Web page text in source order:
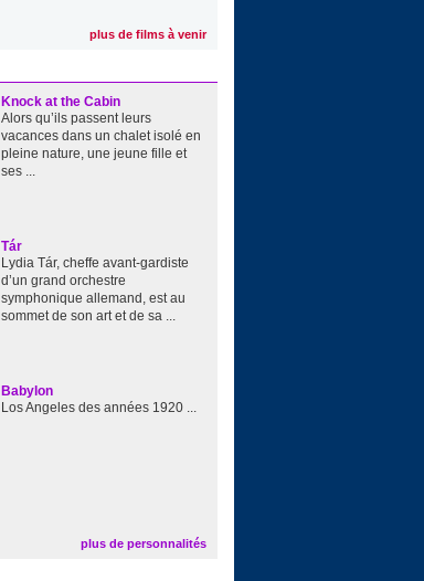
plus de films à venir
Knock at the Cabin
Alors qu’ils passent leurs
vacances dans un chalet isolé en
pleine nature, une jeune fille et
ses ...
Tár
Lydia Tár, cheffe avant-gardiste
d’un grand orchestre
symphonique allemand, est au
sommet de son art et de sa ...
Babylon
Los Angeles des années 1920 ...
plus de personnalités